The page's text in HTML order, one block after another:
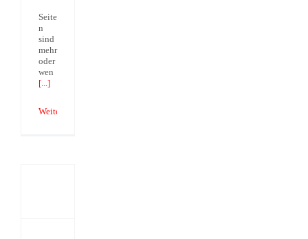
Seite
n
sind
mehr
oder
wen
[...]
Weiterlesen